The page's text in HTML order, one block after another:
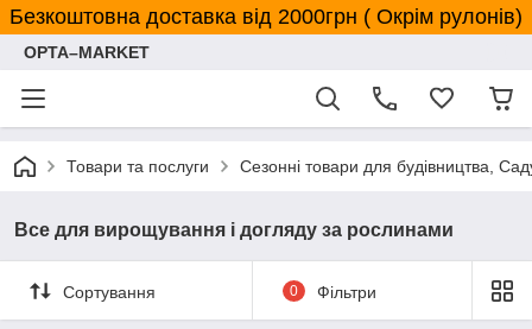
Безкоштовна доставка від 2000грн ( Окрім рулонів)
OPTA–MARKET
Товари та послуги Сезонні товари для будівництва,
Все для вирощування і догляду за рослинами
Сортування 0 Фільтри